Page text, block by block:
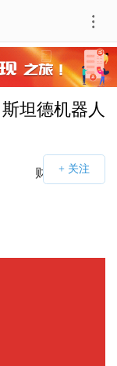
坦德机器人
财经号APP